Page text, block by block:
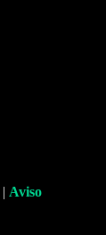
| Aviso